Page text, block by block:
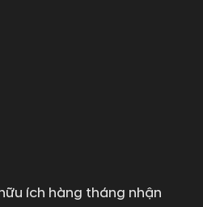
ích hàng tháng nhận